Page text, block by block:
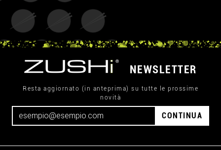
NEWSLETTER
Resta aggiornato (in anteprima) su tutte le prossime
novità
CONTINUA